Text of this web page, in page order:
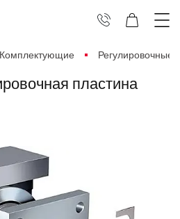
Комплектующие Регулировочные
пластина